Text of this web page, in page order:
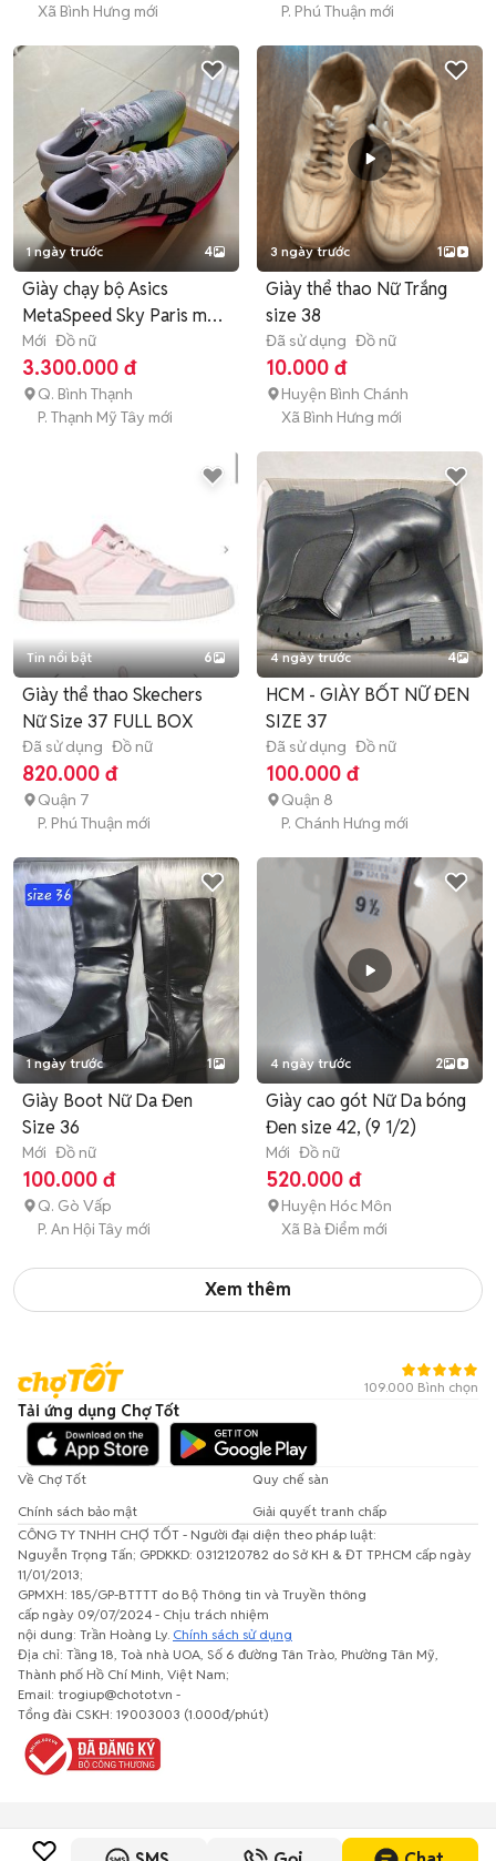
Xã Bình Hưng mới
P. Phú Thuận mới
1 ngày trước 4
Giày chạy bộ Asics
MetaSpeed Sky Paris mới
100%
Mới Đồ nữ
3.300.000 đ
Q. Bình Thạnh
P. Thạnh Mỹ Tây mới
3 ngày trước 1
Giày thể thao Nữ Trắng
size 38
Đã sử dụng Đồ nữ
10.000 đ
Huyện Bình Chánh
Xã Bình Hưng mới
Tin nổi bật 6
Giày thể thao Skechers
Nữ Size 37 FULL BOX
Đã sử dụng Đồ nữ
820.000 đ
Quận 7
P. Phú Thuận mới
4 ngày trước 4
HCM - GIÀY BỐT NỮ ĐEN
SIZE 37
Đã sử dụng Đồ nữ
100.000 đ
Quận 8
P. Chánh Hưng mới
1 ngày trước 1
Giày Boot Nữ Da Đen
Size 36
Mới Đồ nữ
100.000 đ
Q. Gò Vấp
P. An Hội Tây mới
4 ngày trước 2
Giày cao gót Nữ Da bóng
Đen size 42, (9 1/2)
Mới Đồ nữ
520.000 đ
Huyện Hóc Môn
Xã Bà Điểm mới
Xem thêm
109.000 Bình chọn
Tải ứng dụng Chợ Tốt
Về Chợ Tốt
Quy chế sàn
Chính sách bảo mật
Giải quyết tranh chấp
CÔNG TY TNHH CHỢ TỐT - Người đại diện theo pháp luật:
Nguyễn Trọng Tấn; GPDKKD: 0312120782 do Sở KH & ĐT TP.HCM cấp ngày
11/01/2013;
GPMXH: 185/GP-BTTTT do Bộ Thông tin và Truyền thông
cấp ngày 09/07/2024 - Chịu trách nhiệm
nội dung: Trần Hoàng Ly. Chính sách sử dụng
Địa chỉ: Tầng 18, Toà nhà UOA, Số 6 đường Tân Trào, Phường Tân Mỹ,
Thành phố Hồ Chí Minh, Việt Nam;
Email: trogiup@chotot.vn -
Tổng đài CSKH: 19003003 (1.000đ/phút)